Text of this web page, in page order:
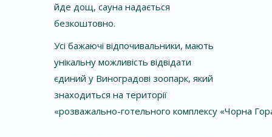
йде дощ, сауна надається
безкоштовно.
Усі бажаючі відпочивальники, мають
унікальну можливість відвідати
єдиний у Виноградові зоопарк, який
знаходиться на території
«розважально-готельного комплексу «Чорна